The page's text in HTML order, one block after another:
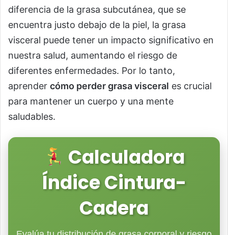
diferencia de la grasa subcutánea, que se
encuentra justo debajo de la piel, la grasa
visceral puede tener un impacto significativo en
nuestra salud, aumentando el riesgo de
diferentes enfermedades. Por lo tanto,
aprender cómo perder grasa visceral es crucial
para mantener un cuerpo y una mente
saludables.
Calculadora
Índice Cintura-
Cadera